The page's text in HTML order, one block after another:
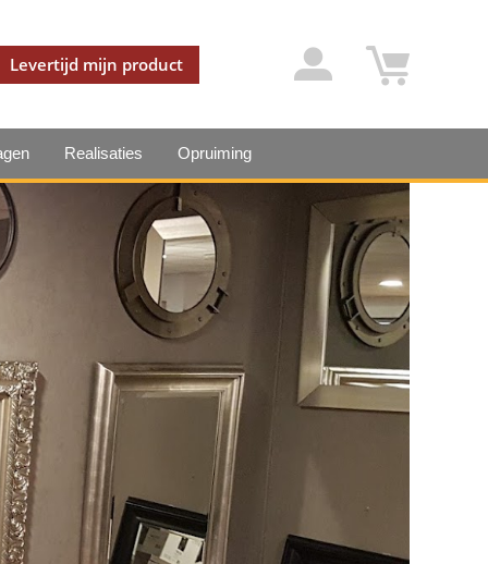
Levertijd mijn product
Realisaties Opruiming